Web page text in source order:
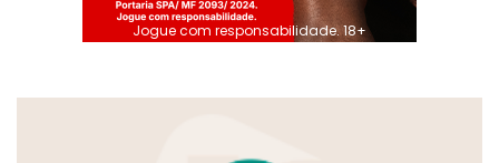
Jogue com responsabilidade. 18+